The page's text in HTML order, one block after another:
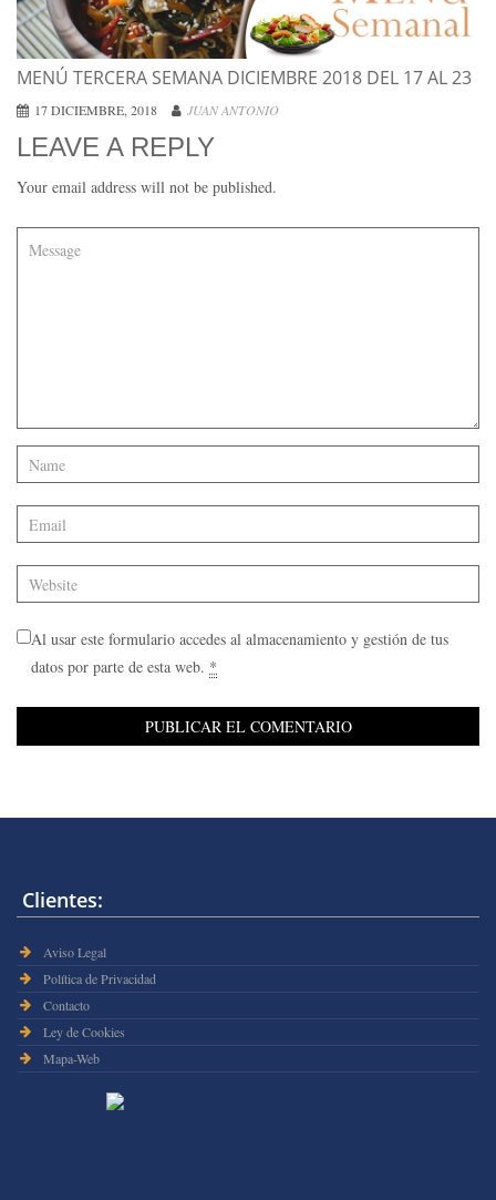
MENÚ TERCERA SEMANA DICIEMBRE 2018 DEL 17 AL 23
17 DICIEMBRE, 2018 JUAN ANTONIO
LEAVE A REPLY
Your email address will not be published.
Al usar este formulario accedes al almacenamiento y gestión de tus
datos por parte de esta web. *
Clientes:
Aviso Legal
Política de Privacidad
Contacto
Ley de Cookies
Mapa-Web